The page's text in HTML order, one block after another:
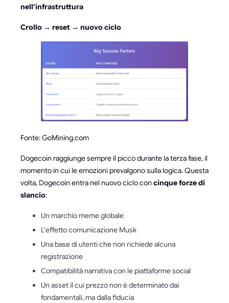
nell'infrastruttura
Crollo → reset → nuovo ciclo
Fonte: GoMining.com
Dogecoin raggiunge sempre il picco durante la terza fase, il
momento in cui le emozioni prevalgono sulla logica. Questa
volta, Dogecoin entra nel nuovo ciclo con cinque forze di
slancio:
Un marchio meme globale
L'effetto comunicazione Musk
Una base di utenti che non richiede alcuna
registrazione
Compatibilità narrativa con le piattaforme social
Un asset il cui prezzo non è determinato dai
fondamentali, ma dalla fiducia